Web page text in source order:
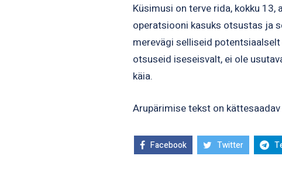
Küsimusi on terve rida, kokku
operatsiooni kasuks otsustas ja
merevägi selliseid
otsuseid iseseisvalt, ei ole
käia.
Arupärimise tekst on
Facebook Twitter